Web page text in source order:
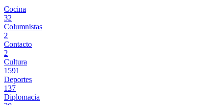
Cocina
32
Columnistas
2
Contacto
2
Cultura
1591
Deportes
137
Diplomacia